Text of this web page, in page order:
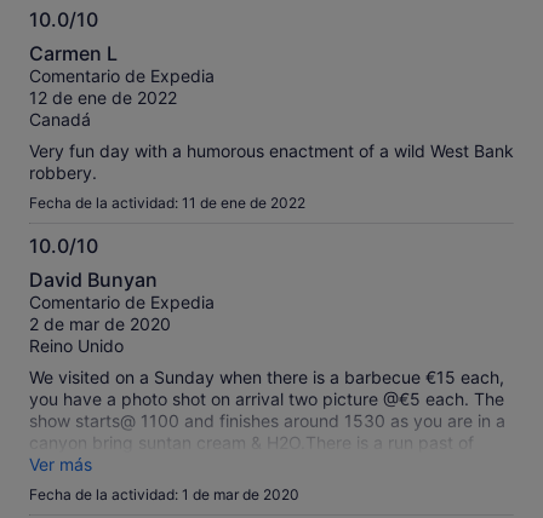
there again. The resepsionist can call the taxi for you when
you are ready to leave. There's a taxi place right next to the
mall, so you don't need to call a taxi to get to the park.
Overall the show was good, but I won't be going again.
10.0/10
10.0
sobre
10
Carmen L
Comentario de Expedia
12 de ene de 2022
Canadá
Very fun day with a humorous enactment of a wild West Bank
robbery.
Fecha de la actividad: 11 de ene de 2022
10.0/10
10.0
sobre
10
David Bunyan
Comentario de Expedia
2 de mar de 2020
Reino Unido
We visited on a Sunday when there is a barbecue €15 each,
you have a photo shot on arrival two picture @€5 each. The
show starts@ 1100 and finishes around 1530 as you are in a
canyon bring suntan cream & H2O.There is a run past of
horses, longhorn cattle and a bank robbery not forgetting a
dance hall. The animals are well cared for and the run past
Ver más
Fecha de la actividad: 1 de mar de 2020